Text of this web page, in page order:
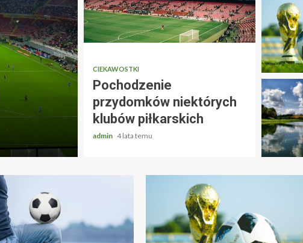
AC MILAN KLUBY
Czy AC Milan może być
jeszcze wielki?
CIEKAWOSTKI
Pochodzenie
przydomków niektórych
klubów piłkarskich
admin 4 lata temu